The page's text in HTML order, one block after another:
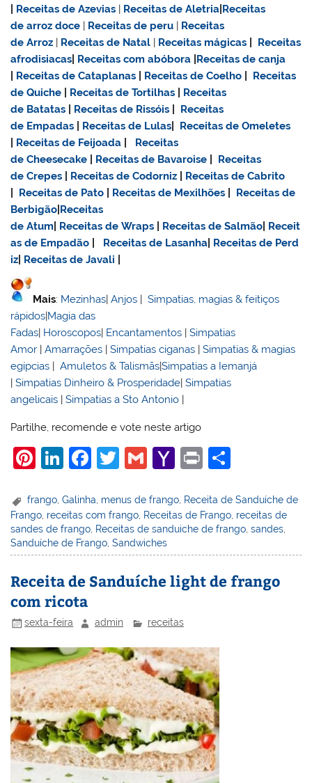
Receitas de Azevias | Receitas de Aletria Receitas
dearroz doce | Receitas de peru | Receitas
de Arroz | Receitas de Natal | Receitas mágicas
Receitas
afrodisiacas Receitas com abóbora Receitas de canja
Receitas de Cataplanas Receitas de Coelho
Receitas
de Quiche
Receitas de Tortilhas
Receitas
de Batatas
Receitas de Rissóis
Receitas
de Empadas
Receitas de Lulas
Receitas de Omeletes
Receitas de Feijoada
Receitas
de Cheesecake
Receitas de Bavaroise
Receitas
de Crepes
Receitas de Codorniz
Receitas de Cabrito
Receitas de Pato Receitas de Mexilhões
Receitas de
Berbigão Receitas
de Atum Receitas de Wraps Receitas de Salmão Receit
as de Empadão
Receitas de Lasanha Receitas de Perd
iz Receitas de Javali
Mais: Mezinhas|Anjos |Simpatias, magias & feitiços
rápidos|Magia das
Fadas| Horoscopos| Encantamentos |Simpatias
Amor |Amarrações |Simpatias ciganas |Simpatias & magias
egípcias |Amuletos & Talismãs|Simpatias a Iemanjá
|Simpatias Dinheiro & Prosperidade|Simpatias
angelicais |Simpatias a Sto Antonio |
Partilhe, recomende e vote neste artigo
Pi
er
e
st
Li
k
e
dI
n
F
c
e
b
o
k
T
itt
er
G
ai
l
Y
h
o
M
ai
l
Pr
t
ar
e
frango,Galinha, menus de frango, Receita de Sanduíche de
Frango receitas com frango Receitas de Frango receitas de
sandes de frango Receitas de sanduiche de frango ,sandes
Sanduíche de Frango ,Sandwiches
Receita de Sanduíche light de frango
com ricota
sexta-feira admin receitas